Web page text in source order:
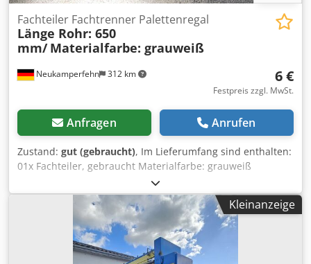
Neukamperfehn 312 km
Fachteiler Fachtrenner Palettenregal
Länge Rohr: 650
mm/ Materialfarbe: grauweiß
6 €
Festpreis zzgl. MwSt.
Anfragen Anrufen
Zustand: gut (gebraucht), Im Lieferumfang sind enthalten:
01x Fachteiler, gebraucht Materialfarbe: grauweiß
Gesamtlänge: ca. 775 mm Crsdpfx Aboi Eu Dvs Esf Länge
Rohr: 650 mm + 5 mm Kunststoffkappe Querschnitt:
Vierkantrohr 20 x 20 mm Öffnungsmaß: ca. 103 mm
Gewicht: 0,93 kg | Stck.
Kleinanzeige